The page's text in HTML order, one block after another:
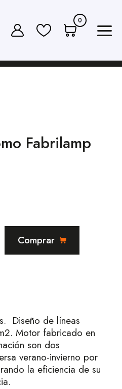
0
Fabrilamp
Comprar
Diseño de líneas
Motor fabricado en
son dos
verano-invierno por
la eficiencia de su